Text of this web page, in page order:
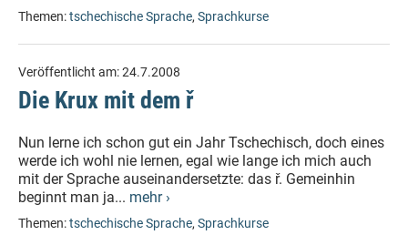
Themen:tschechische Sprache, Sprachkurse
Veröffentlicht am:24.7.2008
Die Krux mit dem ř
Nun lerne ich schon gut ein Jahr Tschechisch, doch eines
werde ich wohl nie lernen, egal wie lange ich mich auch
mit der Sprache auseinandersetzte: das ř. Gemeinhin
beginnt man ja... mehr ›
Themen:tschechische Sprache, Sprachkurse